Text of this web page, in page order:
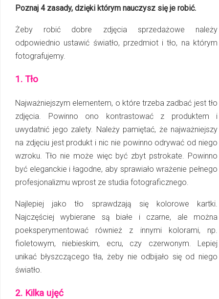
Poznaj 4 zasady, dzięki którym nauczysz się je robić.
Żeby robić dobre zdjęcia sprzedażowe należy
odpowiednio ustawić światło, przedmiot i tło, na którym
fotografujemy.
1. Tło
Najważniejszym elementem, o które trzeba zadbać jest tło
zdjęcia. Powinno ono kontrastować z produktem i
uwydatnić jego zalety. Należy pamiętać, że najważniejszy
na zdjęciu jest produkt i nic nie powinno odrywać od niego
wzroku. Tło nie może więc być zbyt pstrokate. Powinno
być eleganckie i łagodne, aby sprawiało wrażenie pełnego
profesjonalizmu wprost ze studia fotograficznego.
Najlepiej jako tło sprawdzają się kolorowe kartki.
Najczęściej wybierane są białe i czarne, ale można
poeksperymentować również z innymi kolorami, np.
fioletowym, niebieskim, ecru, czy czerwonym. Lepiej
unikać błyszczącego tła, żeby nie odbijało się od niego
światło.
2. Kilka ujęć